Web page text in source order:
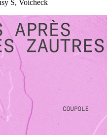
S, Voicheck